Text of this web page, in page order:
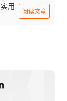
用
阅读文章